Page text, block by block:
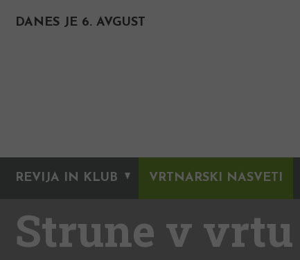
DANES JE 6. AVGUST
REVIJA IN KLUB VRTNARSKI NASVETI
Strune v